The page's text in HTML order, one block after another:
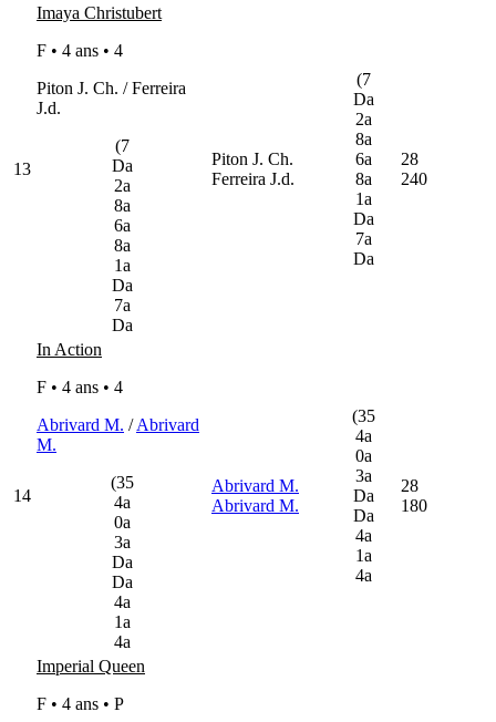
13
Imaya Christubert
F • 4 ans • 4
Piton J. Ch. / Ferreira
J.d.
(7
Da
2a
8a
6a
8a
1a
Da
7a
Da
Piton J. Ch.
Ferreira J.d.
(7
Da
2a
8a
6a
8a
1a
Da
7a
Da
28
240
14
In Action
F • 4 ans • 4
Abrivard M. /Abrivard
M.
(35
4a
0a
3a
Da
Da
4a
1a
4a
Abrivard M.
Abrivard M.
(35
4a
0a
3a
Da
Da
4a
1a
4a
28
180
Imperial Queen
F • 4 ans • P